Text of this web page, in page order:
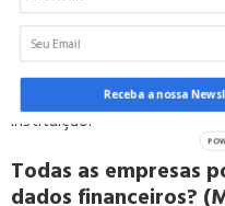
O cadastro positivo
aprovação. As instituições
fatores, como renda e
um bom score, a
instituição.
Todas as empresas
dados financeiros?
Receba a nossa